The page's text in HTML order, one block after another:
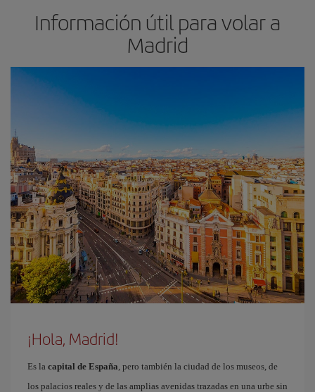
Información útil para volar a
Madrid
¡Hola, Madrid!
Es la capital de España, pero también la ciudad de los museos, de
los palacios reales y de las amplias avenidas trazadas en una urbe sin